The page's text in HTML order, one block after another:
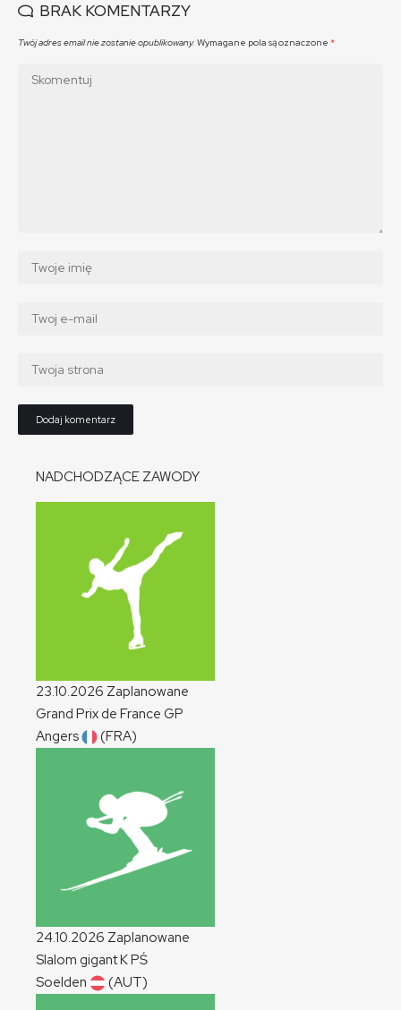
BRAK KOMENTARZY
Twój adres email nie zostanie opublikowany. Wymagane pola są oznaczone *
NADCHODZĄCE ZAWODY
23.10.2026 Zaplanowane
Grand Prix de France GP
Angers
(FRA)
24.10.2026 Zaplanowane
Slalom gigantKPŚ
Soelden
(AUT)